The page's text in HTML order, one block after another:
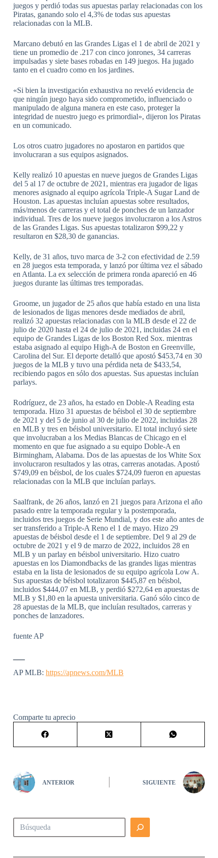
juegos y perdió todas sus apuestas parlay relacionadas con los
Piratas, ganando solo el 4,3% de todas sus apuestas
relacionadas con la MLB.
Marcano debutó en las Grandes Ligas el 1 de abril de 2021 y
tiene un promedio de .217 con cinco jonrones, 34 carreras
impulsadas y siete bases robadas en 149 juegos. Ha jugado
tanto en el cuadro como en los jardines.
«Si bien la investigación exhaustiva no reveló evidencia de
que ningún juego haya sido comprometido, influenciado o
manipulado de alguna manera en este caso, proteger la
integridad de nuestro juego es primordial», dijeron los Piratas
en un comunicado.
Los otros cuatro jugadores no apostaron en partidos que
involucraran a sus equipos asignados.
Kelly realizó 10 apuestas en nueve juegos de Grandes Ligas
del 5 al 17 de octubre de 2021, mientras era jugador de ligas
menores asignado al equipo agrícola Triple-A Sugar Land de
Houston. Las apuestas incluían apuestas sobre resultados,
más/menos de carreras y el total de ponches de un lanzador
individual. Tres de los nueve juegos involucraron a los Astros
de las Grandes Ligas. Sus apuestas totalizaron $99,22 y
resultaron en $28,30 de ganancias.
Kelly, de 31 años, tuvo marca de 3-2 con efectividad de 2.59
en 28 juegos esta temporada, y lanzó por última vez el sábado
en Atlanta. La ex selección de primera ronda apareció en 46
juegos durante las últimas tres temporadas.
Groome, un jugador de 25 años que había estado en una lista
de lesionados de ligas menores desde mediados de abril,
realizó 32 apuestas relacionadas con la MLB desde el 22 de
julio de 2020 hasta el 24 de julio de 2021, incluidas 24 en el
equipo de Grandes Ligas de los Boston Red Sox. mientras
estaba asignado al equipo High-A de Boston en Greenville,
Carolina del Sur. El deporte detalló que apostó $453,74 en 30
juegos de la MLB y tuvo una pérdida neta de $433,54,
recibiendo pagos en sólo dos apuestas. Sus apuestas incluían
parlays.
Rodríguez, de 23 años, ha estado en Doble-A Reading esta
temporada. Hizo 31 apuestas de béisbol el 30 de septiembre
de 2021 y del 5 de junio al 30 de julio de 2022, incluidas 28
en MLB y tres en béisbol universitario. El total incluyó siete
que involucraban a los Medias Blancas de Chicago en el
momento en que fue asignado a su equipo Doble-A en
Birmingham, Alabama. Dos de las apuestas de los White Sox
involucraron resultados y las otras, carreras anotadas. Apostó
$749,09 en béisbol, de los cuales $724,09 fueron en apuestas
relacionadas con la MLB que incluían parlays.
Saalfrank, de 26 años, lanzó en 21 juegos para Arizona el año
pasado entre la temporada regular y la postemporada,
incluidos tres juegos de Serie Mundial, y dos este año antes de
ser transferido a Triple-A Reno el 1 de mayo. Hizo 29
apuestas de béisbol desde el 1 de septiembre. Del 9 al 29 de
octubre de 2021 y el 9 de marzo de 2022, incluidos 28 en
MLB y un parlay en béisbol universitario. Hizo cuatro
apuestas en los Diamondbacks de las grandes ligas mientras
estaba en la lista de lesionados de su equipo agrícola Low A.
Sus apuestas de béisbol totalizaron $445,87 en béisbol,
incluidos $444,07 en MLB, y perdió $272,64 en apuestas de
MLB y $1,80 en la apuesta universitaria. Ganó sólo cinco de
28 apuestas de la MLB, que incluían resultados, carreras y
ponches de lanzadores.
fuente AP
AP MLB: https://apnews.com/MLB
Comparte tu aprecio
ANTERIOR SIGUIENTE
Buscar